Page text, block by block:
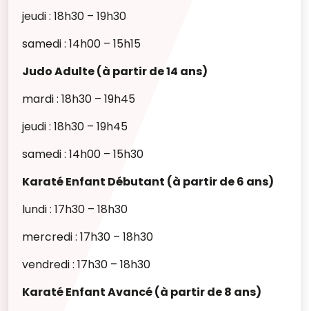
jeudi : 18h30 – 19h30
samedi : 14h00 – 15h15
Judo Adulte (à partir de 14 ans)
mardi : 18h30 – 19h45
jeudi : 18h30 – 19h45
samedi : 14h00 – 15h30
Karaté Enfant Débutant (à partir de 6 ans)
lundi : 17h30 – 18h30
mercredi : 17h30 – 18h30
vendredi : 17h30 – 18h30
Karaté Enfant Avancé (à partir de 8 ans)